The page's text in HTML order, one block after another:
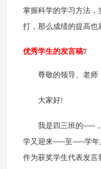
掌握科学的学习方法，
打，那么成绩的提高也
优秀学生的发言稿7
尊敬的领导、老师
大家好!
我是四三班的~~~
学又迎来~~~至~~~学
作为获奖学生代表发言